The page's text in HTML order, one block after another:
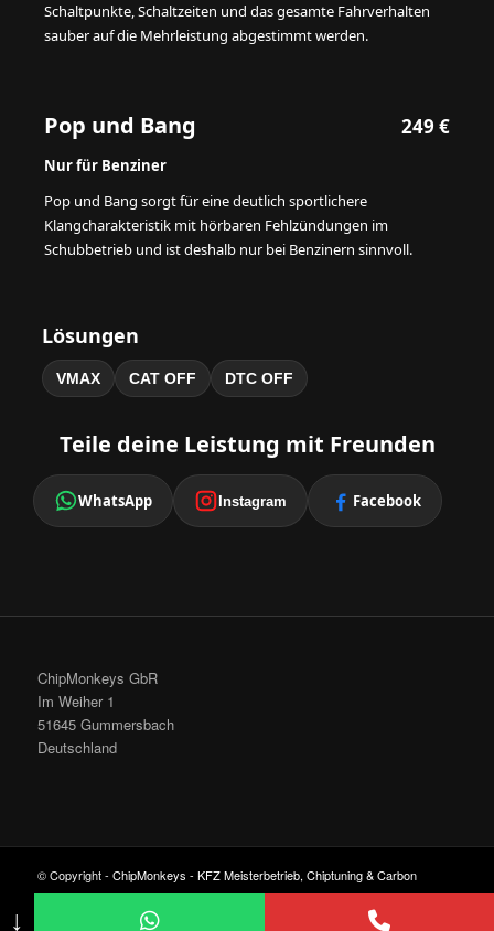
Schaltpunkte, Schaltzeiten und das gesamte Fahrverhalten
sauber auf die Mehrleistung abgestimmt werden.
Pop und Bang 249 €
Nur für Benziner
Pop und Bang sorgt für eine deutlich sportlichere
Klangcharakteristik mit hörbaren Fehlzündungen im
Schubbetrieb und ist deshalb nur bei Benzinern sinnvoll.
Lösungen
VMAX CAT OFF DTC OFF
Teile deine Leistung mit Freunden
WhatsApp Instagram Facebook
ChipMonkeys GbR
Im Weiher 1
51645 Gummersbach
Deutschland
© Copyright - ChipMonkeys - KFZ Meisterbetrieb, Chiptuning & Carbon
Cleaning-Enfold Theme by Kriesi
↓